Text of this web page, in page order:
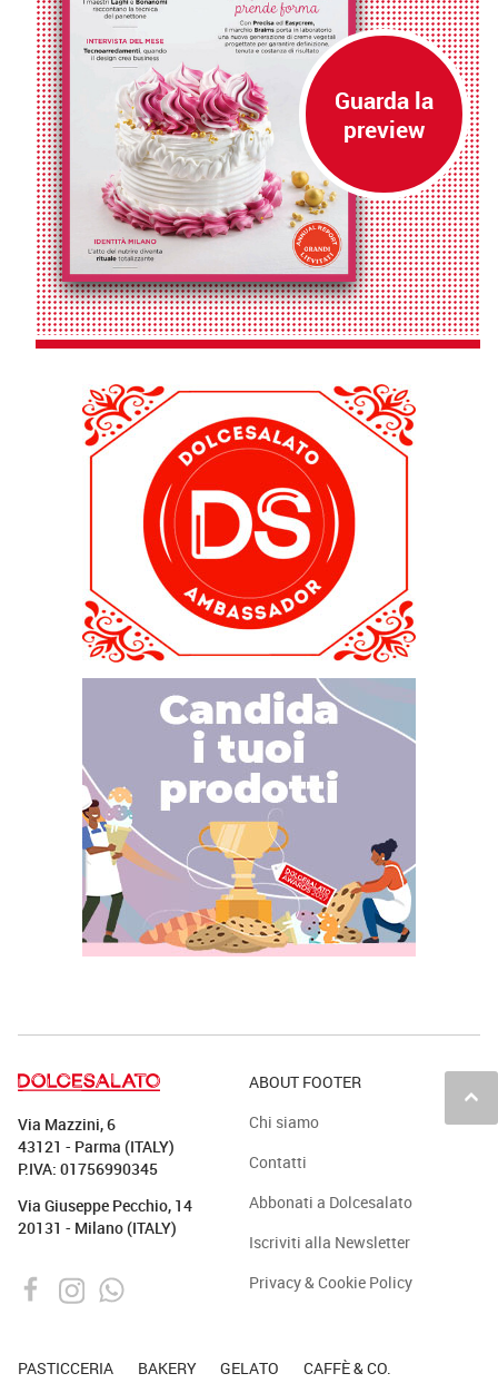
keyboard_arrow_up
Via Mazzini, 6
43121 - Parma (ITALY)
P.IVA: 01756990345
Via Giuseppe Pecchio, 14
20131 - Milano (ITALY)
ABOUT FOOTER
Chi siamo
Contatti
Abbonati a Dolcesalato
Iscriviti alla Newsletter
Privacy & Cookie Policy
PASTICCERIA BAKERY GELATO CAFFÈ & CO.